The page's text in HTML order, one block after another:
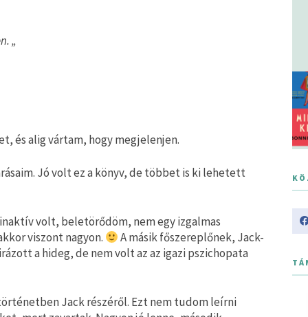
„
és alig vártam, hogy megjelenjen.
Jó volt ez a könyv, de többet is ki lehetett
volt, beletörődöm, nem egy izgalmas
viszont nagyon.
A másik főszereplőnek, Jack-
a hideg, de nem volt az az igazi pszichopata
Jack részéről. Ezt nem tudom leírni